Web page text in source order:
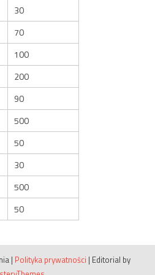
30
70
100
200
90
500
50
30
500
50
| Polityka prywatności | Editorial by